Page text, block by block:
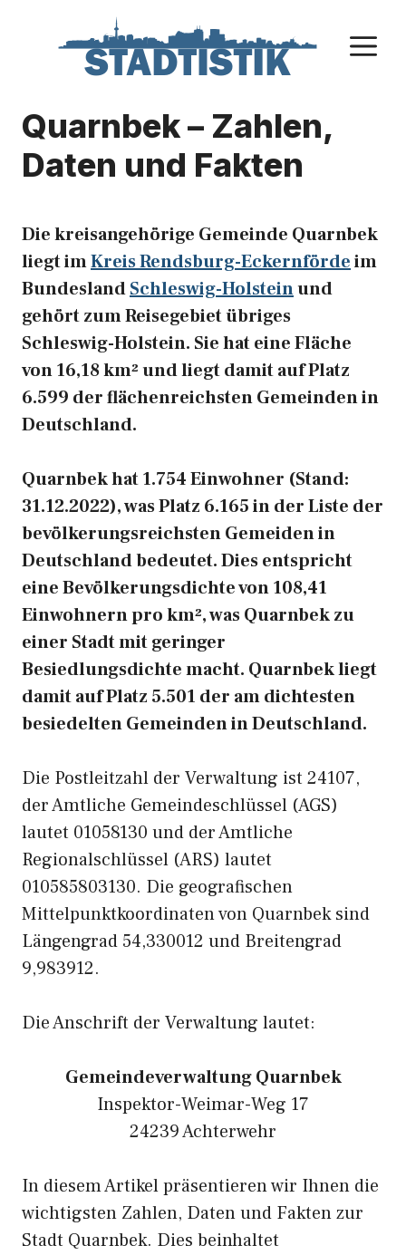
Quarnbek – Zahlen,
Daten und Fakten
Die kreisangehörige Gemeinde Quarnbek
liegt imKreis Rendsburg-Eckernfördeim
BundeslandSchleswig-Holsteinund
gehört zum Reisegebiet übriges
Schleswig-Holstein. Sie hat eine Fläche
von 16,18 km² und liegt damit auf Platz
6.599 der flächenreichsten Gemeinden in
Deutschland.
Quarnbek hat 1.754 Einwohner (Stand:
31.12.2022), was Platz 6.165 in der Liste der
bevölkerungsreichsten Gemeiden in
Deutschland bedeutet. Dies entspricht
eine Bevölkerungsdichte von 108,41
Einwohnern pro km², was Quarnbek zu
einer Stadt mit geringer
Besiedlungsdichte macht. Quarnbek liegt
damit auf Platz 5.501 der am dichtesten
besiedelten Gemeinden in Deutschland.
Die Postleitzahl der Verwaltung ist 24107,
der Amtliche Gemeindeschlüssel (AGS)
lautet 01058130 und der Amtliche
Regionalschlüssel (ARS) lautet
010585803130. Die geografischen
Mittelpunktkoordinaten von Quarnbek sind
Längengrad 54,330012 und Breitengrad
9,983912.
Die Anschrift der Verwaltung lautet:
Gemeindeverwaltung Quarnbek
Inspektor-Weimar-Weg 17
24239 Achterwehr
In diesem Artikel präsentieren wir Ihnen die
wichtigsten Zahlen, Daten und Fakten zur
Stadt Quarnbek. Dies beinhaltet